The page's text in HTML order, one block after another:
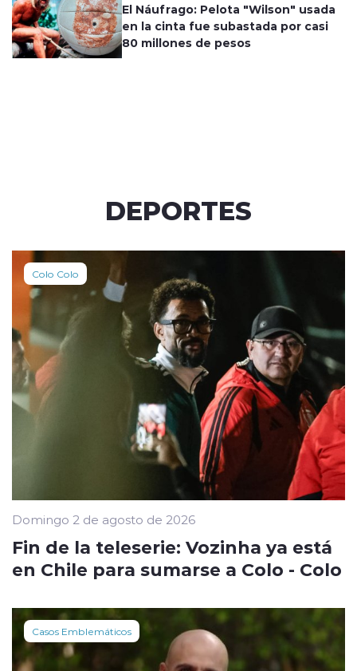
El Náufrago: Pelota "Wilson" usada
en la cinta fue subastada por casi
80 millones de pesos
DEPORTES
Colo Colo
Domingo 2 de agosto de 2026
Fin de la teleserie: Vozinha ya está
en Chile para sumarse a Colo - Colo
Casos Emblemáticos